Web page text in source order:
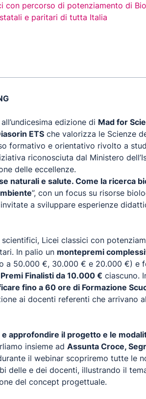
con percorso di potenziamento di
e paritari di tutta Italia
edizione di Mad for
ETS che valorizza le Scienze
formativo e orientativo rivolto a
riconosciuta dal Ministero
delle eccellenze.
naturali e salute. Come la ricerca
”, con un focus su risorse
a sviluppare esperienze
Licei classici con
In palio un montepremi
a 50.000 €, 30.000 € e 20.000 €) e
Finalisti da 10.000 € ciascuno.
fino a 60 ore di Formazione
ai docenti referenti che arrivano
e approfondire il progetto e le
insieme ad Assunta Croce,
il webinar scopriremo tutte le
delle e dei docenti, illustrando il
del concept progettuale.